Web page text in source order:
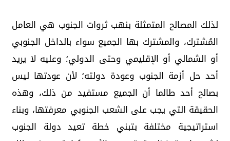
لذلك المصالح المتمثلة بنهب ثروات الجنوب هي العامل
المُشترك، والمشترك بها الجميع سواء بالداخل الجنوبي
أو الشمالي أو الإقليمي وحتى الدولي؛ وعليه لا يريد
أحد حل أزمة الجنوب وعودة دولته؛ لأن عودتها ليس
بصالح أحد طالما أن الجميع مستفيد من ذلك، وهذه
الحقيقة التي يجب على الشعب الجنوبي معرفتها، وبناء
استراتيجية مختلفة بتبني خطة تعيد دولة الجنوب